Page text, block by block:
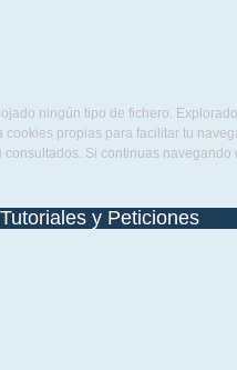
ningún tipo de fichero.
propias para facilitar tu
Si continuas
y Peticiones